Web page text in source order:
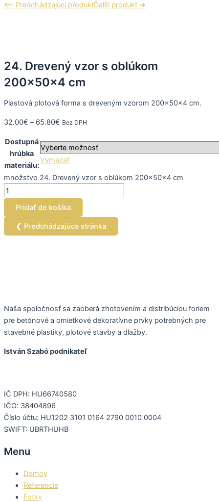
⟵ Predchádzajúci produktĎalší produkt ➔
24. Drevený vzor s oblúkom
200x50x4 cm
Plastová plotová forma s dreveným vzorom 200x50x4 cm.
32.00€ – 65.80€ Bez DPH
Dostupná
hrúbka
materiálu:
Vymazať
množstvo 24. Drevený vzor s oblúkom 200x50x4 cm
Pridať do košíka
❮ Predchádzajúca stránka
Naša spoločnosť sa zaoberá zhotovením a distribúciou foriem
pre betónové a omietkové dekoratívne prvky potrebných pre
stavebné plastiky, plotové stavby a dlažby.
István Szabó podnikateľ
IČ DPH: HU66740580
IČO: 38404896
Číslo účtu: HU1202 3101 0164 2790 0010 0004
SWIFT: UBRTHUHB
Menu
Domov
Referencie
Fotky